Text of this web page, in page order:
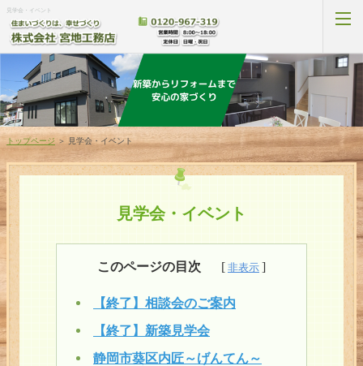
見学会・イベント
新築プラン
家づくりの流れ
リフォーム施工事例
トップページ ＞ 見学会・イベント
見学会・イベント
このページの目次
【終了】相談会のご案内
【終了】新築見学会
静岡市葵区内匠～げんてん～